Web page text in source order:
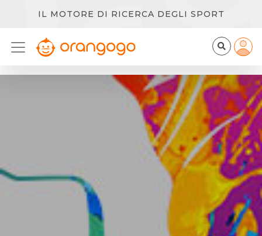
IL MOTORE DI RICERCA DEGLI SPORT